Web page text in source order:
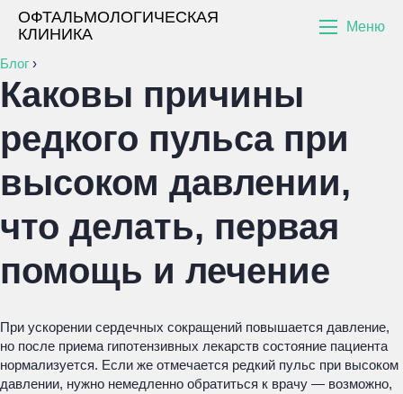
ОФТАЛЬМОЛОГИЧЕСКАЯ
КЛИНИКА
Меню
Блог ›
Каковы причины
редкого пульса при
высоком давлении,
что делать, первая
помощь и лечение
При ускорении сердечных сокращений повышается давление,
но после приема гипотензивных лекарств состояние пациента
нормализуется. Если же отмечается редкий пульс при высоком
давлении, нужно немедленно обратиться к врачу — возможно,